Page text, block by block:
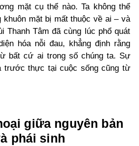
mặt cụ thể nào. Ta không thể
mặt bị mất thuộc về ai – và
Thanh Tâm đã cùng lúc phổ quát
hóa nỗi đau, khẳng định rằng
bất cứ ai trong số chúng ta. Sự
trước thực tại cuộc sống cũng từ
giữa nguyên bản
phái sinh